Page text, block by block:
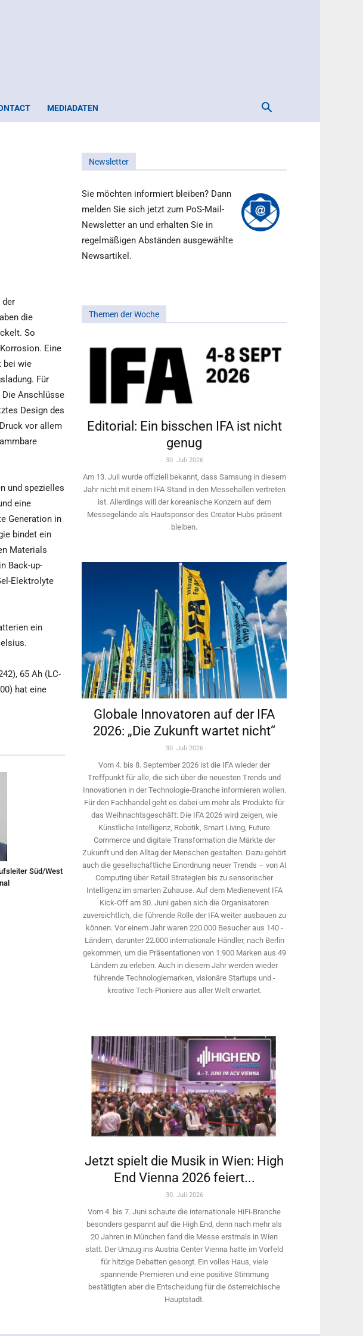
MEDIADATEN
der
die
So
Eine
bei wie
Für
Anschlüsse
Design des
vor allem
und spezielles
eine
Generation in
bindet ein
Materials
Back-up-
Elektrolyte
ein
65 Ah (LC-
hat eine
Süd/West
Newsletter
Sie möchten informiert bleiben? Dann
melden Sie sich jetzt zum PoS-Mail-
Newsletter an und erhalten Sie in
regelmäßigen Abständen ausgewählte
Newsartikel.
Themen der Woche
Editorial: Ein bisschen IFA ist nicht
genug
30. Juli 2026
Am 13. Juli wurde offiziell bekannt, dass Samsung in diesem
Jahr nicht mit einem IFA-Stand in den Messehallen vertreten
ist. Allerdings will ­der koreanische Konzern auf dem
Messegelände als Hautsponsor des Creator Hubs präsent
bleiben.
Globale Innovatoren auf der IFA
2026: „Die Zukunft wartet nicht“
30. Juli 2026
Vom 4. bis 8. September 2026 ist die IFA wieder der
Treffpunkt für alle, die sich über die neuesten Trends und
Innovationen in der Technologie-­Branche informieren wollen.
Für den Fachhandel geht es dabei um mehr als Produkte für
das Weihnachtsgeschäft: Die IFA 2026 wird ­zeigen, wie
Künstliche Intelligenz, Robotik, Smart Living, Future
Commerce und digitale Trans­formation die Märkte der
Zukunft und den Alltag der Menschen gestalten. Dazu gehört
auch die gesellschaftliche Einordnung neuer Trends – von AI
Computing über Retail Strategien bis zu sensorischer
Intelligenz im smarten Zuhause. Auf dem Medien­event IFA
Kick-Off am 30. Juni gaben sich die Organisatoren
zuversichtlich, die führende Rolle der IFA weiter ausbauen zu
können. Vor einem Jahr ­waren 220.000 Besucher aus 140 ­
Ländern, ­darunter 22.000 internationale Händler, nach Berlin
gekommen, um die Präsen­tationen von 1.900 Marken aus 49
Ländern zu erleben. Auch in diesem Jahr werden wieder
führende Technologiemarken, visionäre Startups und ­
kreative Tech-Pioniere aus aller Welt erwartet.
Jetzt spielt die Musik in Wien: High
End Vienna 2026 feiert...
30. Juli 2026
Vom 4. bis 7. Juni schaute die internationale HiFi-Branche
besonders gespannt auf die High End, denn nach mehr als
20 Jahren in München fand die Messe erstmals in Wien
statt. Der Umzug ins Austria Center Vienna hatte im Vorfeld
für hitzige Debatten gesorgt. Ein volles Haus, viele
spannende Premieren und eine positive Stimmung
bestätigten aber die Entscheidung für die österreichische
Hauptstadt.